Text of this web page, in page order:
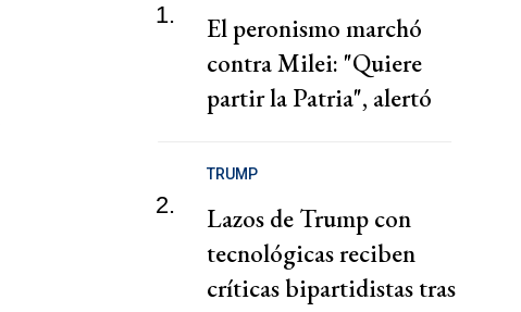
1.
El peronismo marchó
contra Milei: "Quiere
partir la Patria", alertó
2.
TRUMP
Lazos de Trump con
tecnológicas reciben
críticas bipartidistas tras